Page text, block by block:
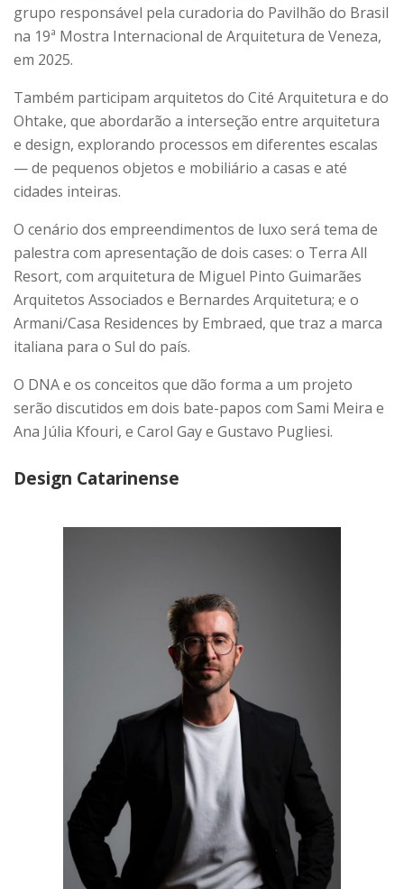
grupo responsável pela curadoria do Pavilhão do Brasil
na 19ª Mostra Internacional de Arquitetura de Veneza,
em 2025.
Também participam arquitetos do Cité Arquitetura e do
Ohtake, que abordarão a interseção entre arquitetura
e design, explorando processos em diferentes escalas
— de pequenos objetos e mobiliário a casas e até
cidades inteiras.
O cenário dos empreendimentos de luxo será tema de
palestra com apresentação de dois cases: o Terra All
Resort, com arquitetura de Miguel Pinto Guimarães
Arquitetos Associados e Bernardes Arquitetura; e o
Armani/Casa Residences by Embraed, que traz a marca
italiana para o Sul do país.
O DNAe os conceitos que dão forma a um projeto
serão discutidos em dois bate-papos com Sami Meira e
Ana Júlia Kfouri, e Carol Gay e Gustavo Pugliesi.
Design Catarinense